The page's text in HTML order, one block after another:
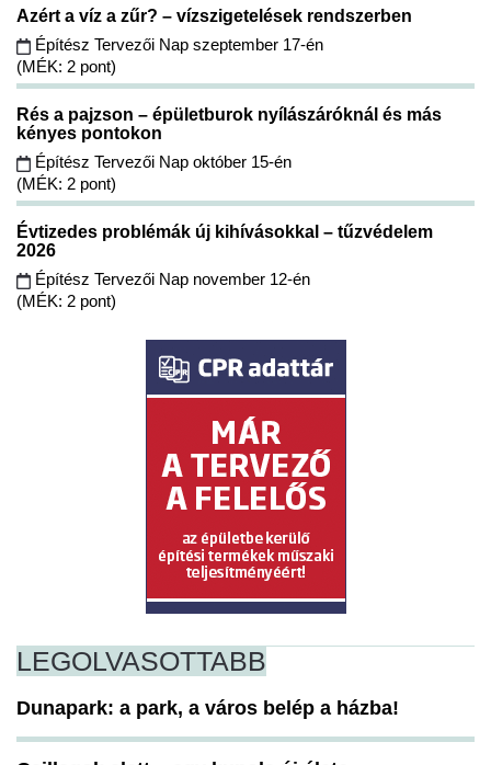
Azért a víz a zűr? – vízszigetelések rendszerben
Építész Tervezői Nap szeptember 17-én
(MÉK: 2 pont)
Rés a pajzson – épületburok nyílászáróknál és más
kényes pontokon
Építész Tervezői Nap október 15-én
(MÉK: 2 pont)
Évtizedes problémák új kihívásokkal – tűzvédelem
2026
Építész Tervezői Nap november 12-én
(MÉK: 2 pont)
LEGOLVASOTTABB
Dunapark: a park, a város belép a házba!